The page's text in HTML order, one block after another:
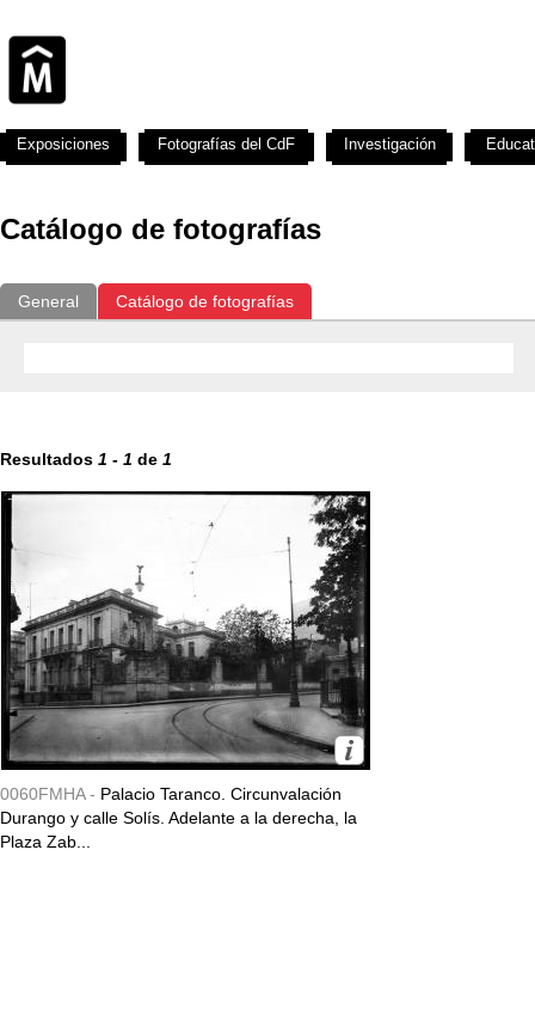
Catálogo de fotografías
General Catálogo de fotografías
Resultados 1 - 1 de 1
0060FMHA - Palacio Taranco. Circunvalación
Durango y calle Solís. Adelante a la derecha, la
Plaza Zab...
Exposiciones Fotografías del CdF Investigación